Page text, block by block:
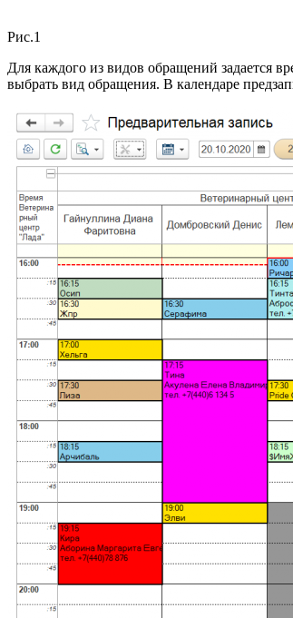
Рис.1
Для каждого из видов обращений задается
выбрать вид обращения. В календаре